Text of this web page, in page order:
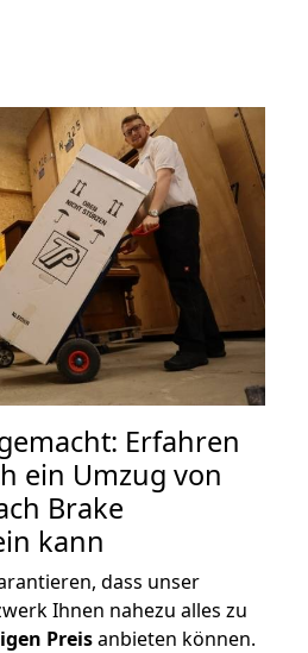
Erfahren
ein Umzug von
Brake
kann
dass unser
Ihnen nahezu alles zu
Preisanbieten können.